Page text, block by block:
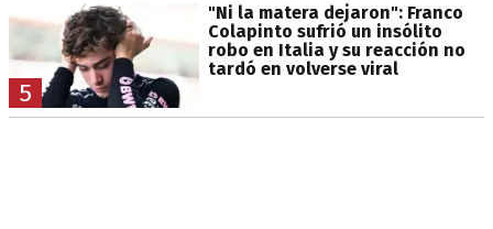
5
"Ni la matera dejaron": Franco
Colapinto sufrió un insólito
robo en Italia y su reacción no
tardó en volverse viral